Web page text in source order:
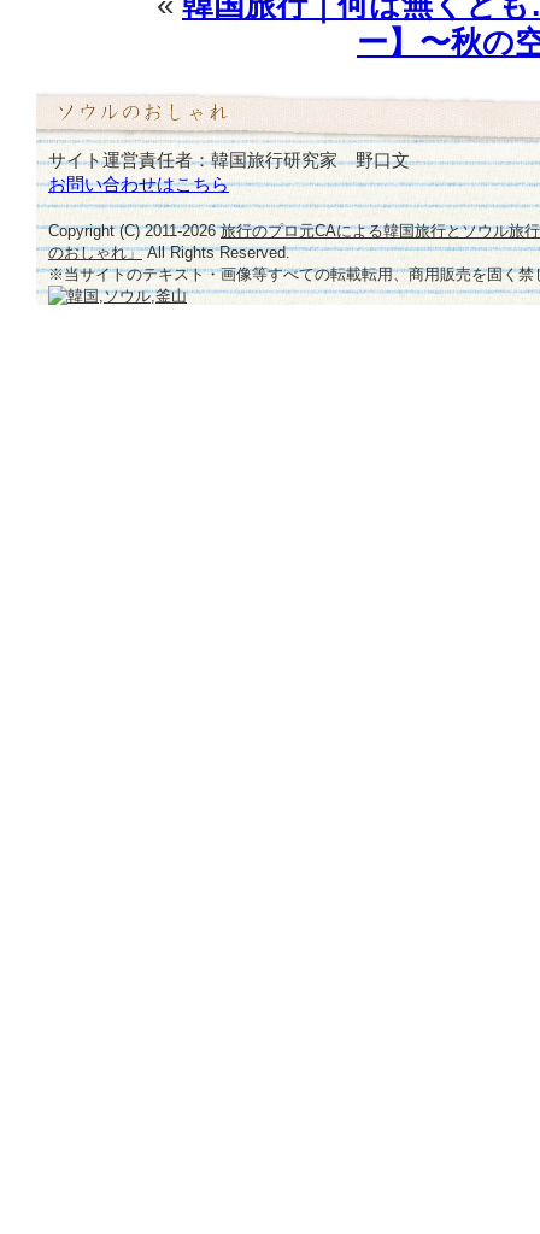
ー】〜秋の
サイト運営責任者：韓国旅行研究家 野口文
お問い合わせはこちら
Copyright (C) 2011-2026旅行のプロ元CAによる韓国旅行とソウル旅
のおしゃれ」All Rights Reserved.
※当サイトのテキスト・画像等すべての転載転用、商用販売を固く禁